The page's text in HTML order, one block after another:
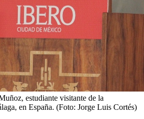
estudiante visitante de la
en España. (Foto: Jorge Luis Cortés)